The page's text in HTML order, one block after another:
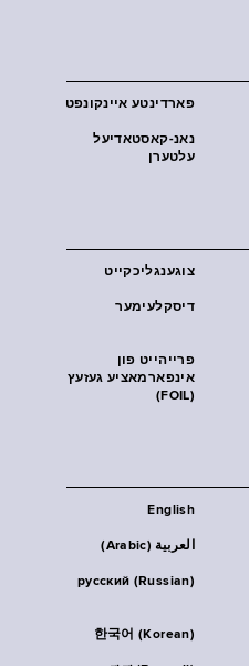
פארדינטע איינקונפט
נאנ-קאסטאדיעל
עלטערן
צוגענגליכקייט
דיסקלעימער
פרייהייט פון
אינפארמאציע געזעץ
(FOIL)
English
العربية (Arabic)
русский (Russian)
한국어 (Korean)